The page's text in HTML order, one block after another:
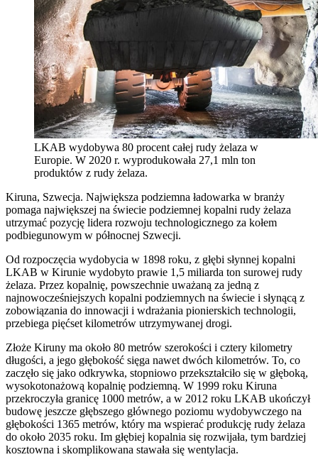
LKAB wydobywa 80 procent całej rudy żelaza w
Europie. W 2020 r. wyprodukowała 27,1 mln ton
produktów z rudy żelaza.
Kiruna, Szwecja. Największa podziemna ładowarka w branży
pomaga największej na świecie podziemnej kopalni rudy żelaza
utrzymać pozycję lidera rozwoju technologicznego za kołem
podbiegunowym w północnej Szwecji.
Od rozpoczęcia wydobycia w 1898 roku, z głębi słynnej kopalni
LKAB w Kirunie wydobyto prawie 1,5 miliarda ton surowej rudy
żelaza. Przez kopalnię, powszechnie uważaną za jedną z
najnowocześniejszych kopalni podziemnych na świecie i słynącą z
zobowiązania do innowacji i wdrażania pionierskich technologii,
przebiega pięćset kilometrów utrzymywanej drogi.
Złoże Kiruny ma około 80 metrów szerokości i cztery kilometry
długości, a jego głębokość sięga nawet dwóch kilometrów. To, co
zaczęło się jako odkrywka, stopniowo przekształciło się w głęboką,
wysokotonażową kopalnię podziemną. W 1999 roku Kiruna
przekroczyła granicę 1000 metrów, a w 2012 roku LKAB ukończył
budowę jeszcze głębszego głównego poziomu wydobywczego na
głębokości 1365 metrów, który ma wspierać produkcję rudy żelaza
do około 2035 roku. Im głębiej kopalnia się rozwijała, tym bardziej
kosztowna i skomplikowana stawała się wentylacja.